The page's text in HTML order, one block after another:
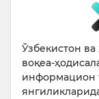
Ўзбекистон
воқеа-
информацион